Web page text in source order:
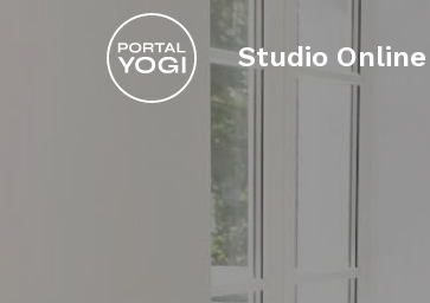
Studio Online